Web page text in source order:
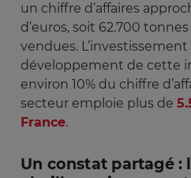
un chiffre d’affaires
d’euros, soit 62.700
vendues.
développement de cette
environ 10% du chiffre
secteur emploie plus de
France.
Un constat partagé :